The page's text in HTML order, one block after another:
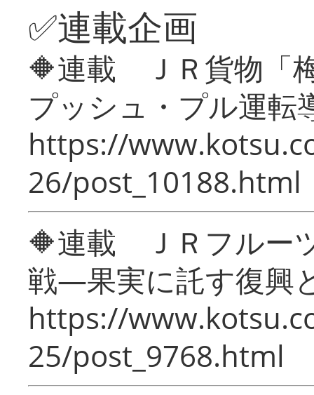
✅連載企画
🔶連載 ＪＲ貨物「
プッシュ・プル運転
https://
26/post_10188.html
🔶連載 ＪＲフルー
戦―果実に託す復興
https://
25/post_9768.html